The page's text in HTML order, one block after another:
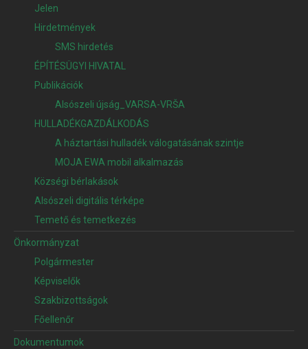
Jelen
Hirdetmények
SMS hirdetés
ÉPÍTÉSÜGYI HIVATAL
Publikációk
Alsószeli újság_VARSA-VRŠA
HULLADÉKGAZDÁLKODÁS
A háztartási hulladék válogatásának szintje
MOJA EWA mobil alkalmazás
Községi bérlakások
Alsószeli digitális térképe
Temető és temetkezés
Önkormányzat
Polgármester
Képviselők
Szakbizottságok
Főellenőr
Dokumentumok